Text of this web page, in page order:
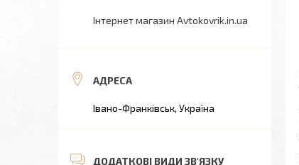
Інтернет магазин Avtokovrik.in.ua
Івано-Франківськ, Україна